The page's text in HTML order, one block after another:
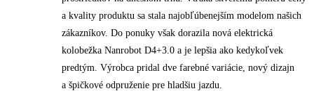
a kvality produktu sa stala najobľúbenejším modelom našich
zákazníkov. Do ponuky však dorazila nová elektrická
kolobežka Nanrobot D4+3.0 a je lepšia ako kedykoľvek
predtým. Výrobca pridal dve farebné variácie, nový dizajn
a špičkové odpruženie pre hladšiu jazdu.